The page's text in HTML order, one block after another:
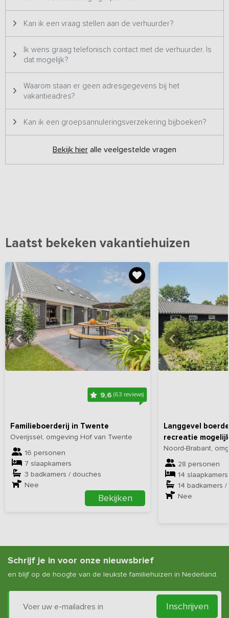
Kan ik een vraag stellen aan de verhuurder?
Ik wens graag telefonisch contact met de verhuurder. Is
dat mogelijk?
Waarom staan er geen adresgegevens bij het
vakantieadres?
Kan ik een groepsannuleringsverzekering bijboeken?
Bekijk hier alle veelgestelde vragen
Laatst bekeken vakantiehuizen
9,6 (63 reviews)
Familieboerderij in Twente
Overijssel, omgeving Hof van Twente
16 personen
7 slaapkamers
3 badkamers / douches
Nee
Bekijken
Bekijk hieralle foto's
Langgevel
recreatie
Noord-Brabant,
28 personen
14 slaapkamers
14 badkamers
Nee
Bekijk
Schrijf je in voor onze nieuwsbrief
en blijf op de hoogte van de leukste familiehuizen in Nederland.
Inschrijven